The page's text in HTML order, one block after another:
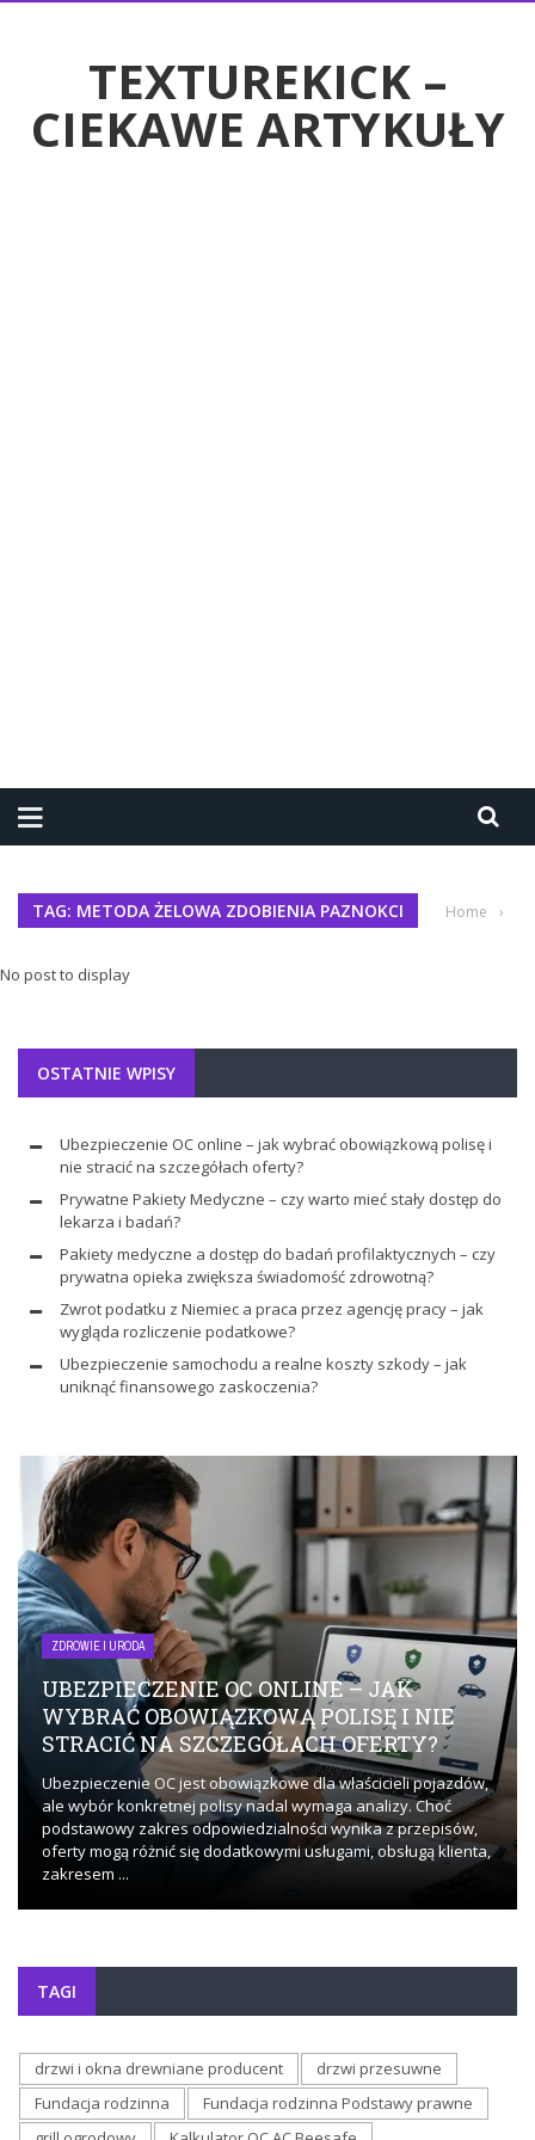
TEXTUREKICK –
CIEKAWE ARTYKUŁY
TAG: METODA ŻELOWA ZDOBIENIA PAZNOKCI Home ›
No post to display
OSTATNIE WPISY
Ubezpieczenie OC online – jak wybrać obowiązkową polisę i
nie stracić na szczegółach oferty?
Prywatne Pakiety Medyczne – czy warto mieć stały dostęp do
lekarza i badań?
Pakiety medyczne a dostęp do badań profilaktycznych – czy
prywatna opieka zwiększa świadomość zdrowotną?
Zwrot podatku z Niemiec a praca przez agencję pracy – jak
wygląda rozliczenie podatkowe?
Ubezpieczenie samochodu a realne koszty szkody – jak
uniknąć finansowego zaskoczenia?
ZDROWIE I URODA
UBEZPIECZENIE OC ONLINE – JAK
WYBRAĆ OBOWIĄZKOWĄ POLISĘ I NIE
STRACIĆ NA SZCZEGÓŁACH OFERTY?
Ubezpieczenie OC jest obowiązkowe dla właścicieli pojazdów,
ale wybór konkretnej polisy nadal wymaga analizy. Choć
podstawowy zakres odpowiedzialności wynika z przepisów,
oferty mogą różnić się dodatkowymi usługami, obsługą klienta,
zakresem ...
TAGI
drzwi i okna drewniane producent
drzwi przesuwne
Fundacja rodzinna
Fundacja rodzinna Podstawy prawne